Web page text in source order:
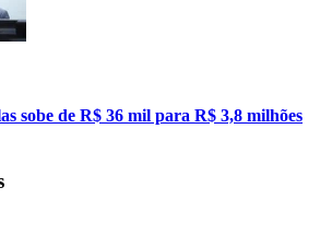
sobe de R$ 36 mil para R$ 3,8 milhões